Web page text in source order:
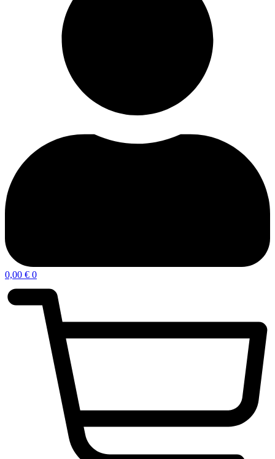
0,00 € 0